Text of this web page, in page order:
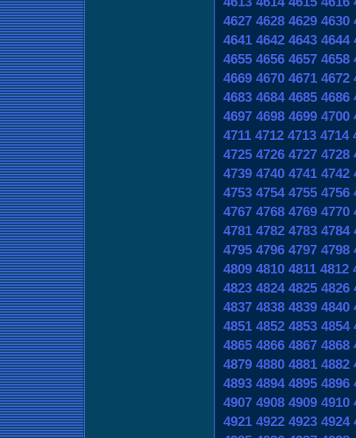
4627 4628 4629 4630
4641 4642 4643 4644
4655 4656 4657 4658
4669 4670 4671 4672
4683 4684 4685 4686
4697 4698 4699 4700
4711 4712 4713 4714
4725 4726 4727 4728
4739 4740 4741 4742
4753 4754 4755 4756
4767 4768 4769 4770
4781 4782 4783 4784
4795 4796 4797 4798
4809 4810 4811 4812
4823 4824 4825 4826
4837 4838 4839 4840
4851 4852 4853 4854
4865 4866 4867 4868
4879 4880 4881 4882
4893 4894 4895 4896
4907 4908 4909 4910
4921 4922 4923 4924